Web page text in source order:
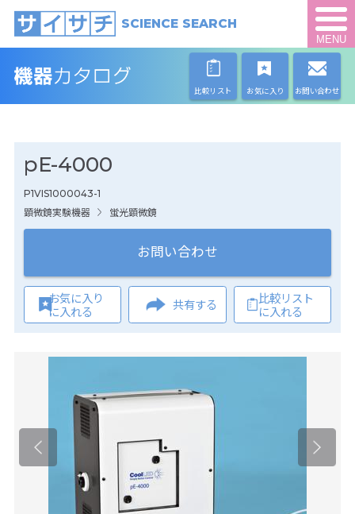
SCIENCE SEARCH
MENU
比較リスト お気に入り お問い合わせ
pE-4000
P1VIS1000043-1
顕微鏡実験機器
蛍光顕微鏡
お問い合わせ
お気に入り
に入れる
共有する
比較リスト
に入れる